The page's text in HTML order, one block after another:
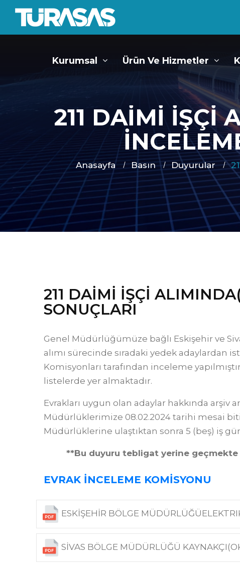
Kurumsal Ürün Ve Hizmetler
211 DAİMİ İŞÇİ
Anasayfa Basın Duyurular
211 DAİMİ İŞÇİ
SONUÇLARI
Genel Müdürlüğümüze bağlı Eskişehir ve
alımı sürecinde sıradaki yedek adaylardan
Komisyonları tarafından inceleme
listelerde yer almaktadır.
Evrakları uygun olan adaylar hakkında arşiv
Müdürlüklerimize 08.02.2024 tarihi mesai
Müdürlüklerine ulaştıktan sonra 5 (beş) iş
**Bu duyuru tebligat yerine geçmekte
EVRAK İNCELEME KOMİSYONU
ESKİŞEHİR BÖLGE
SİVAS BÖLGE MÜDÜRLÜĞÜ